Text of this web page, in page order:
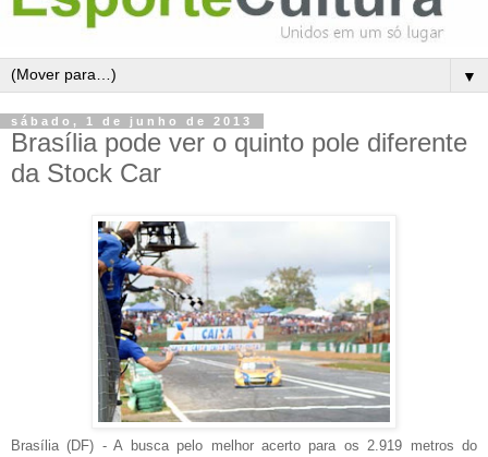
▼
sábado, 1 de junho de 2013
Brasília pode ver o quinto pole diferente
da Stock Car
Brasília (DF) - A busca pelo melhor acerto para os 2.919 metros do